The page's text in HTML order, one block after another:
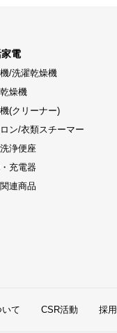
電
/洗濯乾燥機
燥機
(クリーナー)
ン/衣類スチーマー
浄便座
充電器
連商品
て CSR活動 採